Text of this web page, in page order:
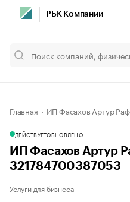
РБК Компании
Главная ИП Фасахов Артур
ДЕЙСТВУЕТОБНОВЛЕНО
ИП Фасахов Артур
321784700387053
Услуги для бизнеса